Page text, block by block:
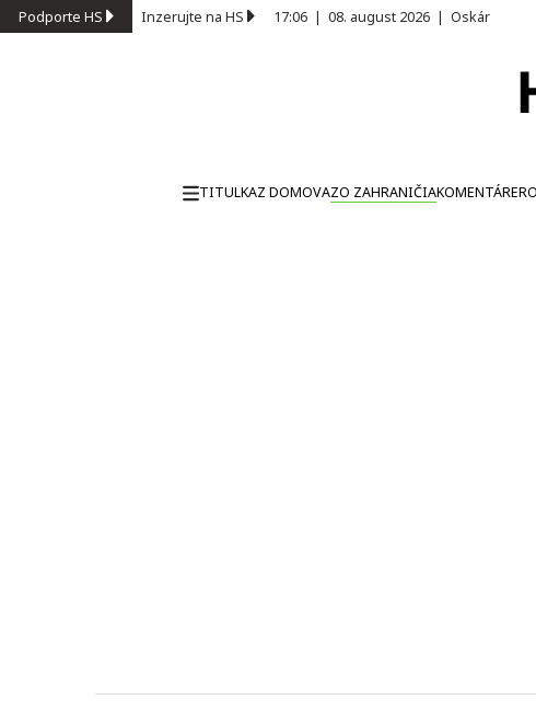
Podporte HS Inzerujte na HS 17:06 | 08. august 2026 | Oskár
TITULKAZ DOMOVAZO ZAHRANIČIAKOMENTÁRE